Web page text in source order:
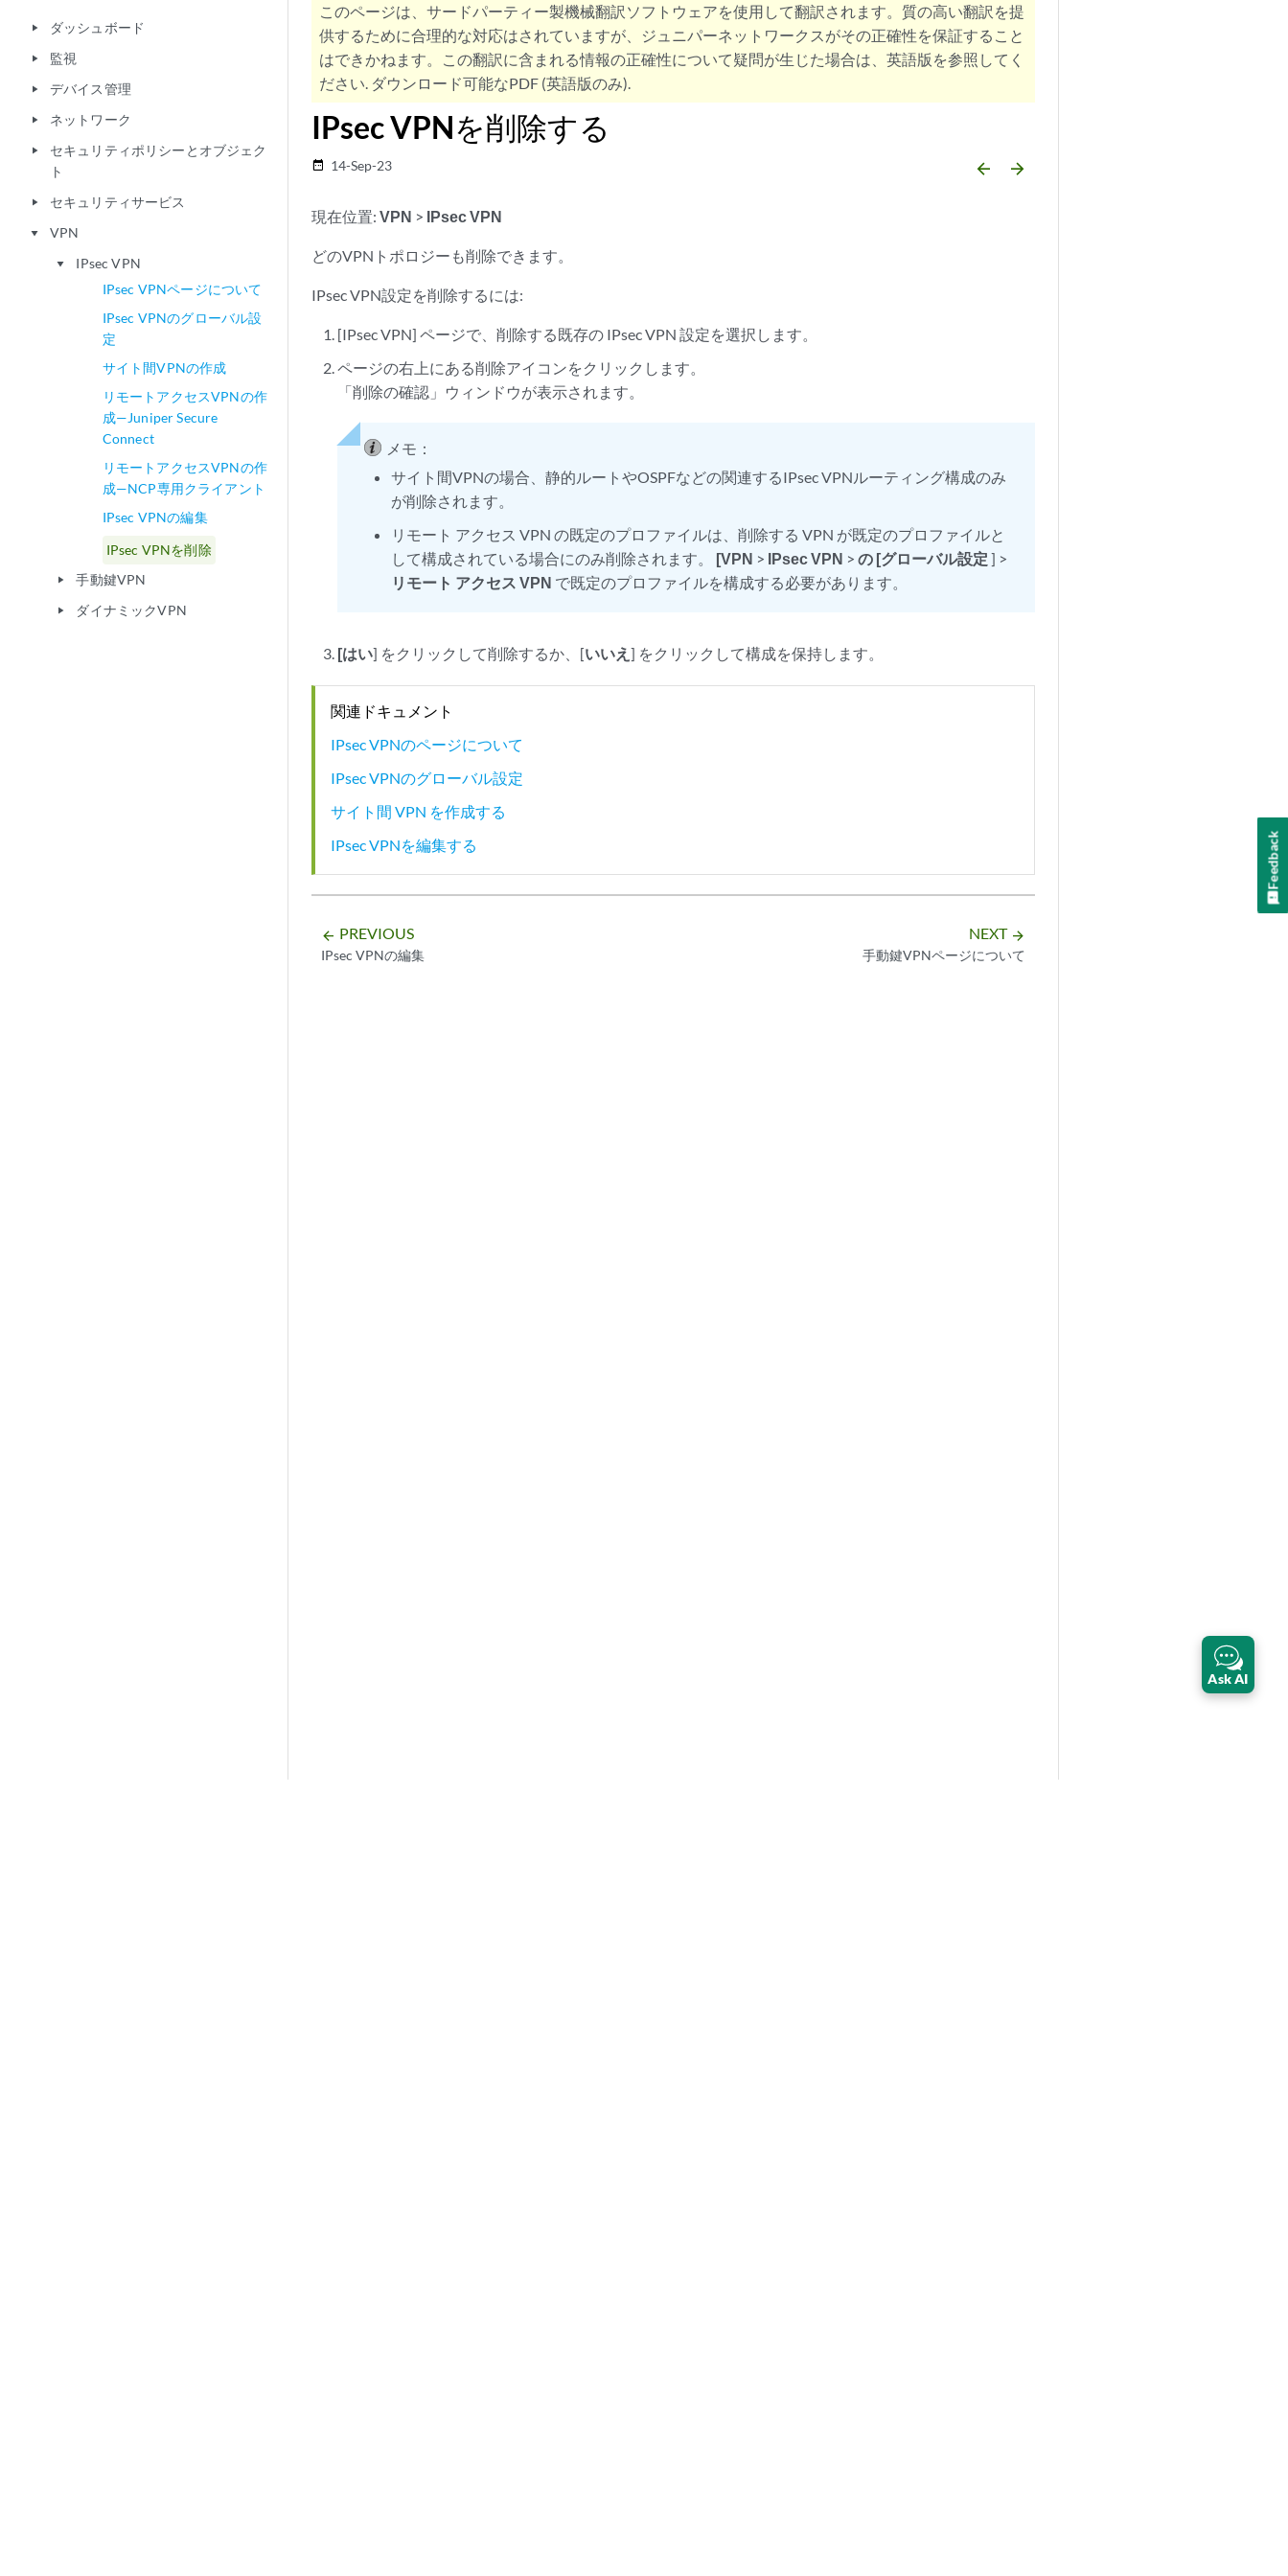
play_arrow ダッシュボード
play_arrow 監視
play_arrow デバイス管理
play_arrow ネットワーク
play_arrow
セキュリティポリシーとオブジェク
ト
play_arrow セキュリティサービス
play_arrow VPN
play_arrow
IPsec VPN
IPsec VPNページについて
IPsec VPNのグローバル設
定
サイト間VPNの作成
リモートアクセスVPNの作
成—Juniper Secure
Connect
リモートアクセスVPNの作
成—NCP専用クライアント
IPsec VPNの編集
IPsec VPNを削除
play_arrow 手動鍵VPN
play_arrow ダイナミックVPN
このページは、サードパーティー製機械翻訳ソフトウェアを使用して翻訳されます。質の高い翻訳を提
供するために合理的な対応はされていますが、ジュニパーネットワークスがその正確性を保証すること
はできかねます。この翻訳に含まれる情報の正確性について疑問が生じた場合は、英語版を参照してく
ださい. ダウンロード可能なPDF (英語版のみ).
IPsec VPNを削除する
date_range 14-Sep-23 arrow_backward arrow_forward
現在位置: VPN > IPsec VPN
どのVPNトポロジーも削除できます。
IPsec VPN設定を削除するには:
[IPsec VPN] ページで、削除する既存の IPsec VPN 設定を選択します。
ページの右上にある削除アイコンをクリックします。
「削除の確認」ウィンドウが表示されます。
メモ：
サイト間VPNの場合、静的ルートやOSPFなどの関連するIPsec VPNルーティング構成のみ
が削除されます。
リモート アクセス VPN の既定のプロファイルは、削除する VPN が既定のプロファイルと
して構成されている場合にのみ削除されます。 [VPN > IPsec VPN > の [グローバル設定 ] >
リモート アクセス VPN で既定のプロファイルを構成する必要があります。
[はい] をクリックして削除するか、[いいえ] をクリックして構成を保持します。
関連ドキュメント
IPsec VPNのページについて
IPsec VPNのグローバル設定
サイト間 VPN を作成する
IPsec VPNを編集する
arrow_backward PREVIOUS
IPsec VPNの編集
NEXT arrow_forward
手動鍵VPNページについて
Ask AI
Feedback